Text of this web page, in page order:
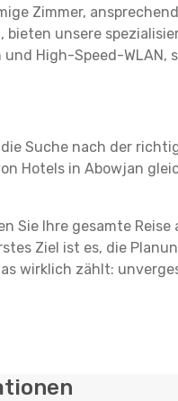
Zimmer,
bieten unsere
High-Speed-
Suche nach der
Hotels in Abowjan
Sie Ihre gesamte
Ziel ist es, die
wirklich zählt: